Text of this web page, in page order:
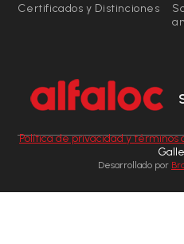
Certificados y Distinciones
Política de privacidad y términos
Desarrollado por